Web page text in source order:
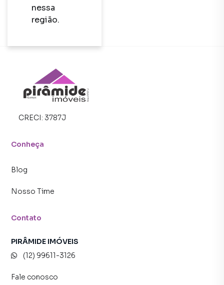
dormitórios
no
bairro
Parque
Residencial
nessa
região.
CRECI: 3787J
Conheça
Blog
Nosso Time
Contato
PIRÂMIDE IMÓVEIS
(12) 99611-3126
Fale conosco